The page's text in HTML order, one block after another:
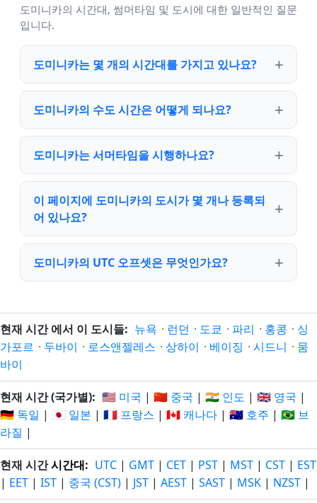
도미니카의 시간대, 썸머타임 및 도시에 대한 일반적인 질문
입니다.
도미니카는 몇 개의 시간대를 가지고 있나요?
도미니카의 수도 시간은 어떻게 되나요?
도미니카는 서머타임을 시행하나요?
이 페이지에 도미니카의 도시가 몇 개나 등록되
어 있나요?
도미니카의 UTC 오프셋은 무엇인가요?
현재 시간 에서 이 도시들: 뉴욕 · 런던 · 도쿄 · 파리 · 홍콩 · 싱
가포르 · 두바이 · 로스앤젤레스 · 상하이 · 베이징 · 시드니 · 뭄
바이
현재 시간 (국가별): 🇺🇸 미국 | 🇨🇳 중국 | 🇮🇳 인도 | 🇬🇧 영국 |
🇩🇪 독일 | 🇯🇵 일본 | 🇫🇷 프랑스 | 🇨🇦 캐나다 | 🇦🇺 호주 | 🇧🇷 브
라질 |
현재 시간시간대: UTC | GMT | CET | PST | MST | CST | EST
| EET | IST | 중국 (CST) | JST | AEST | SAST | MSK | NZST |